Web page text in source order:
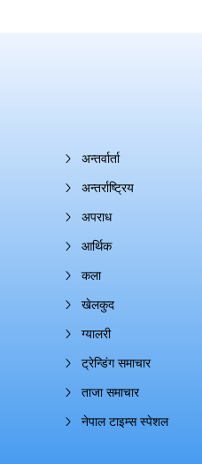
अन्तर्वार्ता
अन्तर्राष्ट्रिय
अपराध
आर्थिक
कला
खेलकुद
ग्यालरी
ट्रेन्डिंग समाचार
ताजा समाचार
नेपाल टाइम्स स्पेशल